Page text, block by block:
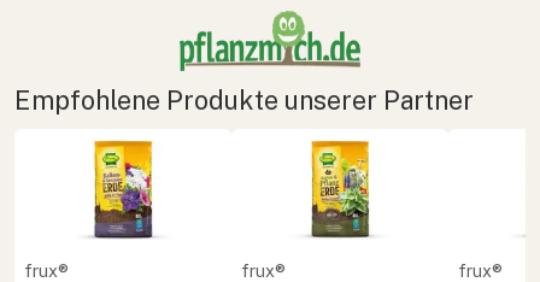
Empfohlene Produkte unserer Partner
frux®
frux®
frux®